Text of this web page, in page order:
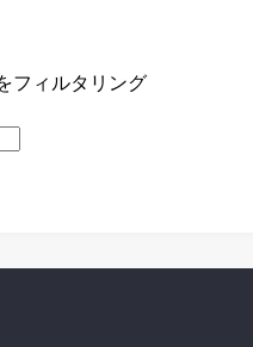
フィルタリング